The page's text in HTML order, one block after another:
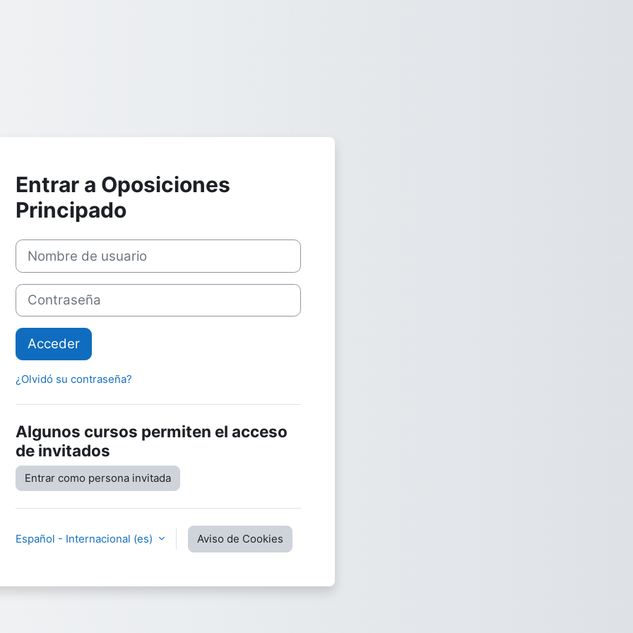
Entrar a Oposiciones
Principado
Nombre de usuario
Contraseña
Acceder
¿Olvidó su contraseña?
Algunos cursos permiten el acceso
de invitados
Entrar como persona invitada
Español - Internacional ‎(es)‎ Aviso de Cookies